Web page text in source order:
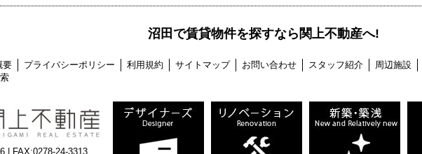
沼田で賃貸物件を探すなら関上不動産へ!
要 プライバシーポリシー 利用規約 サイトマップ お問い合わせ スタッフ紹介 周辺施設
| FAX:0278-24-3313